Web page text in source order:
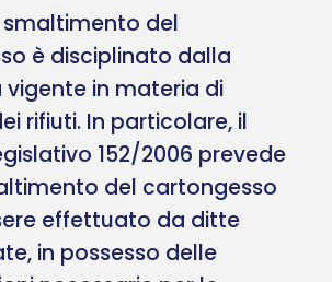
smaltimento del
è disciplinato dalla
in materia di
rifiuti. In particolare, il
152/2006 prevede
del cartongesso
effettuato da ditte
in possesso delle